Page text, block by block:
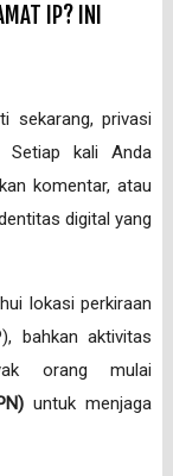
IP? INI
sekarang, privasi
Setiap kali Anda
komentar, atau
digital yang
lokasi perkiraan
bahkan aktivitas
orang mulai
untuk menjaga